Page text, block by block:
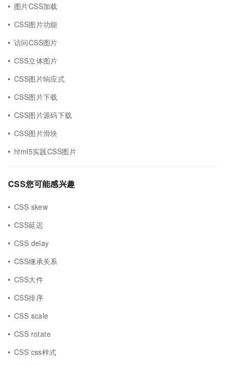
图片CSS加载
CSS图片功能
访问CSS图片
CSS立体图片
CSS图片响应式
CSS图片下载
CSS图片源码下载
CSS图片滑块
html5实践CSS图片
CSS您可能感兴趣
CSS skew
CSS延迟
CSS delay
CSS继承关系
CSS大件
CSS排序
CSS scale
CSS rotate
CSS css样式